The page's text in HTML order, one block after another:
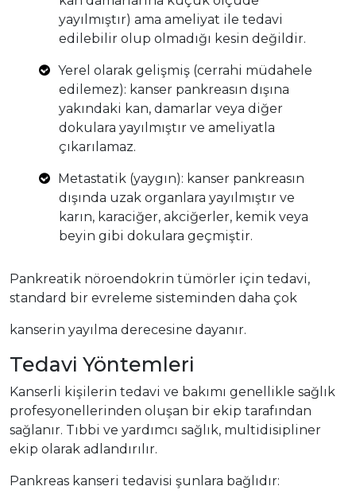
yayılmıştır) ama ameliyat ile tedavi
edilebilir olup olmadığı kesin değildir.
Yerel olarak gelişmiş (cerrahi müdahele
edilemez): kanser pankreasın dışına
yakındaki kan, damarlar veya diğer
dokulara yayılmıştır ve ameliyatla
çıkarılamaz.
Metastatik (yaygın): kanser pankreasın
dışında uzak organlara yayılmıştır ve
karın, karaciğer, akciğerler, kemik veya
beyin gibi dokulara geçmiştir.
Pankreatik nöroendokrin tümörler için tedavi,
standard bir evreleme sisteminden daha çok
kanserin yayılma derecesine dayanır.
Tedavi Yöntemleri
Kanserli kişilerin tedavi ve bakımı genellikle sağlık
profesyonellerinden oluşan bir ekip tarafından
sağlanır. Tıbbi ve yardımcı sağlık, multidisipliner
ekip olarak adlandırılır.
Pankreas kanseri tedavisi şunlara bağlıdır: